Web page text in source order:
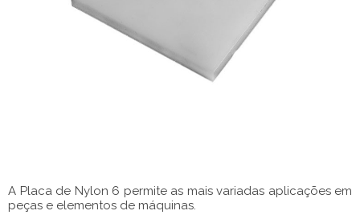
A Placa de Nylon 6 permite as mais variadas aplicações em
peças e elementos de máquinas.